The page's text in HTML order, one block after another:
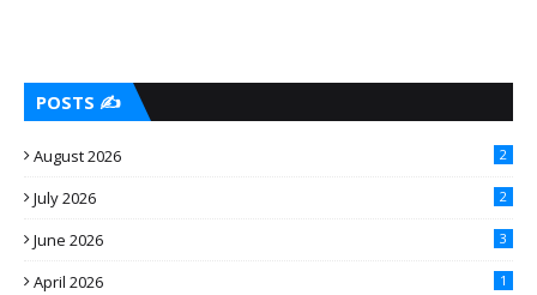
POSTS ✍️
August 2026 2
July 2026 2
June 2026 3
April 2026 1